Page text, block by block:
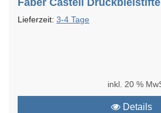
Faber Castell
Lieferzeit: 3-4 Tage
inkl. 20 %
Details